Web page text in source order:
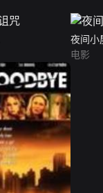
夜间小
电影